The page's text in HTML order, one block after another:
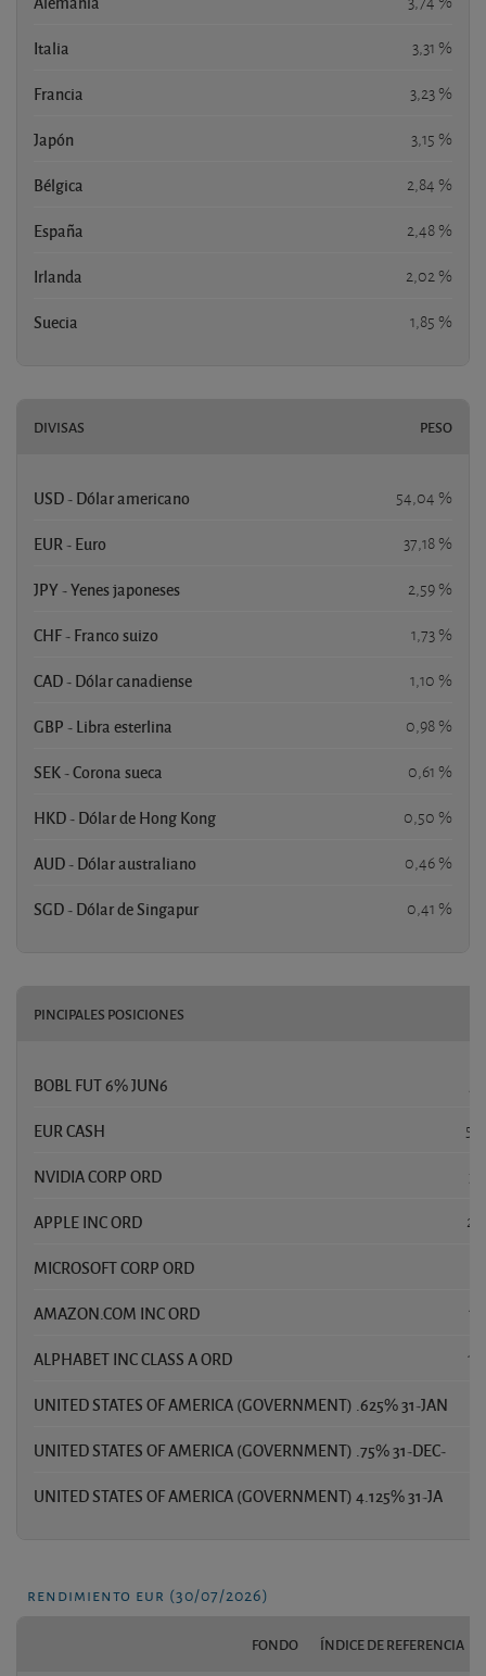
Italia 3,31 %
Francia 3,23 %
Japón 3,15 %
Bélgica 2,84 %
España 2,48 %
Irlanda 2,02 %
Suecia 1,85 %
DIVISAS PESO
USD - Dólar americano 54,04 %
EUR - Euro 37,18 %
JPY - Yenes japoneses 2,59 %
CHF - Franco suizo 1,73 %
CAD - Dólar canadiense 1,10 %
GBP - Libra esterlina 0,98 %
SEK - Corona sueca 0,61 %
HKD - Dólar de Hong Kong 0,50 %
AUD - Dólar australiano 0,46 %
SGD - Dólar de Singapur 0,41 %
PINCIPALES POSICIONES
BOBL FUT 6% JUN6
EUR CASH
NVIDIA CORP ORD
APPLE INC ORD
MICROSOFT CORP ORD
AMAZON.COM INC ORD
ALPHABET INC CLASS A ORD
UNITED STATES OF AMERICA (GOVERNMENT) .625% 31-JAN
UNITED STATES OF AMERICA (GOVERNMENT) .75% 31-DEC-
UNITED STATES OF AMERICA (GOVERNMENT) 4.125% 31-JA
rendimiento eur (30/07/2026)
FONDO ÍNDICE DE REFERENCIA